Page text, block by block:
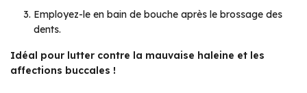
Employez-le en bain de bouche après le brossage des
dents.
Idéal pour lutter contre la mauvaise haleine et les
affections buccales !